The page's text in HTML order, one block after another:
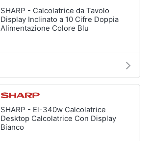
SHARP - Calcolatrice da Tavolo
Display Inclinato a 10 Cifre Doppia
Alimentazione Colore Blu
SHARP - El-340w Calcolatrice
Desktop Calcolatrice Con Display
Bianco